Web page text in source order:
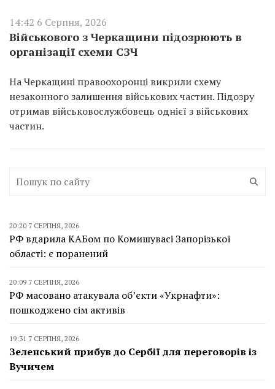
14:42 6 Серпня, 2026
Військового з Черкащини підозрюють в
організації схеми СЗЧ
На Черкащині правоохоронці викрили схему
незаконного залишення військових частин. Підозру
отримав військовослужбовець однієї з військових
частин.
20:20 7 СЕРПНЯ, 2026
РФ вдарила КАБом по Комишувасі Запорізької
області: є поранений
20:09 7 СЕРПНЯ, 2026
РФ масовано атакувала об’єкти «Укрнафти»:
пошкоджено сім активів
19:31 7 СЕРПНЯ, 2026
Зеленський прибув до Сербії для переговорів із
Вучичем